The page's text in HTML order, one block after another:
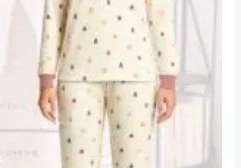
As
opções
podem
ser
escolhidas
na
página
do
produto